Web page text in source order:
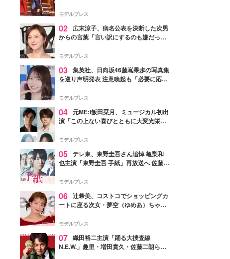
ます。
進んで夢を掴みたい」【ゲネプロレポ】
モデルプレス
02
広末涼子、病名公表を決断した次男
からの言葉「言い訳にするのも嫌だっ
モデルプレス
03 集英社、日向坂46藤嶌果歩の写真集
を巡り声明発表 注意喚起も「必要に応じ
モデルプレス
04 元ME:I飯田栞月、ミュージカル初出
演「この上ない喜びとともに大変光栄」
ャスト発表
モデルプレス
05 テレ東、東野圭吾さん追悼 亀梨和
也主演「東野圭吾 手紙」再放送へ 佐藤隆
モデルプレス
06 辻希美、コストコでショッピングカ
ートに座る次女・夢空（ゆめあ）ちゃん
ぎ」「成長を感じる」の声
モデルプレス
07 織田裕二主演「踊る大捜査線
N.E.W.」趣里・増田貴久・佐藤二朗ら新